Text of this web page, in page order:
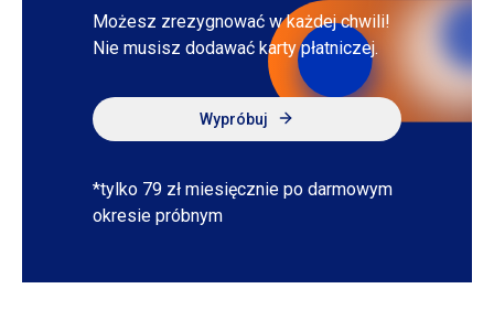
Możesz zrezygnować w każdejchwili!
Nie musisz dodawać karty płatniczej.
Wypróbuj
*tylko 79 zł miesięcznie po darmowym
okresie próbnym